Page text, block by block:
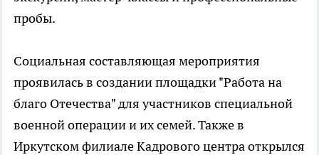
пробы.
Социальная составляющая мероприятия
проявилась в создании площадки "Работа на
благо Отечества" для участников специальной
военной операции и их семей. Также в
Иркутском филиале Кадрового центра открылся